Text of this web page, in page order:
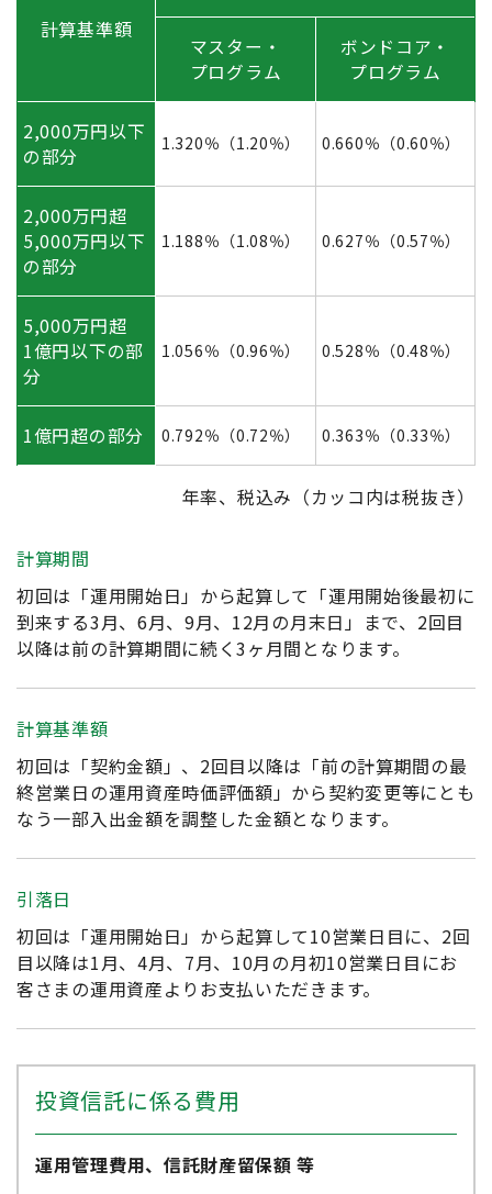
計算基準額
マスター・
プログラム
ボンドコア・
プログラム
2,000万円以下
の部分
1.320％ （1.20％） 0.660％ （0.60％）
2,000万円超
5,000万円以下
の部分
1.188％ （1.08％） 0.627％ （0.57％）
5,000万円超
1億円以下の部
分
1.056％ （0.96％） 0.528％ （0.48％）
1億円超の部分 0.792％ （0.72％） 0.363％ （0.33％）
年率、税込み（カッコ内は税抜き）
計算期間
初回は「運用開始日」から起算して「運用開始後最初に
到来する3月、6月、9月、12月の月末日」まで、2回目
以降は前の計算期間に続く3ヶ月間となります。
計算基準額
初回は「契約金額」、2回目以降は「前の計算期間の最
終営業日の運用資産時価評価額」から契約変更等にとも
なう一部入出金額を調整した金額となります。
引落日
初回は「運用開始日」から起算して10営業日目に、2回
目以降は1月、4月、7月、10月の月初10営業日目にお
客さまの運用資産よりお支払いただきます。
投資信託に係る費用
運用管理費用、信託財産留保額 等